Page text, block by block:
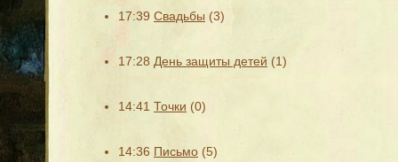
17:39 Свадьбы (3)
17:28 День защиты детей (1)
14:41 Точки (0)
14:36 Письмо (5)